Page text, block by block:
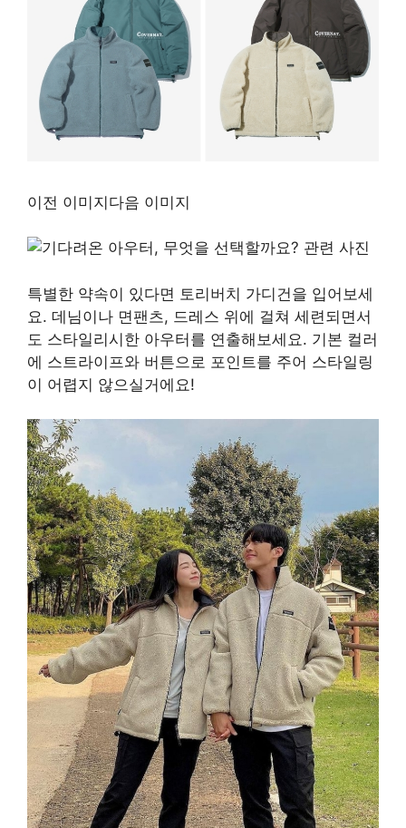
이전 이미지다음 이미지
특별한 약속이 있다면 토리버치 가디건을 입어보세
요. 데님이나 면팬츠, 드레스 위에 걸쳐 세련되면서
도 스타일리시한 아우터를 연출해보세요. 기본 컬러
에 스트라이프와 버튼으로 포인트를 주어 스타일링
이 어렵지 않으실거에요!